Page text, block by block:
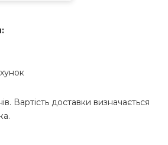
Вартість доставки визначається